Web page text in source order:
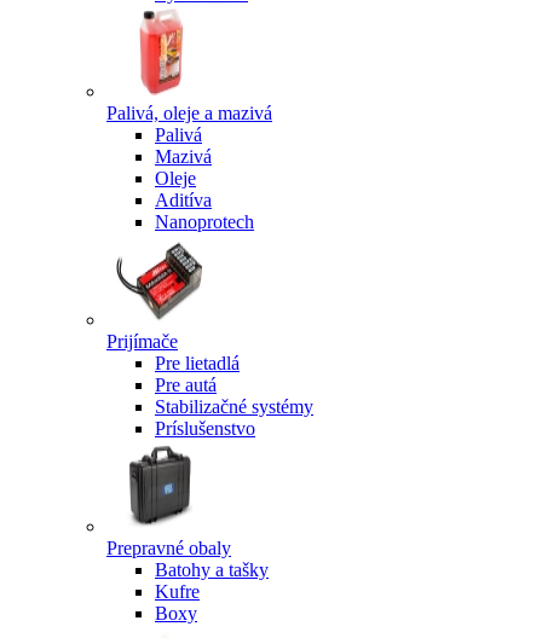
Palivá, oleje a mazivá
Palivá
Mazivá
Oleje
Aditíva
Nanoprotech
Prijímače
Pre lietadlá
Pre autá
Stabilizačné systémy
Príslušenstvo
Prepravné obaly
Batohy a tašky
Kufre
Boxy